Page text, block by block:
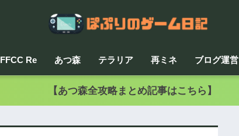
FFCC Re あつ森 テラリア 再ミネ ブログ運営
【あつ森全攻略まとめ記事はこちら】